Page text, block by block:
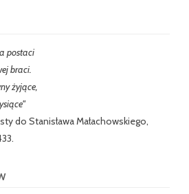
postaci
braci.
żyjące,
do Stanisława Małachowskiego,